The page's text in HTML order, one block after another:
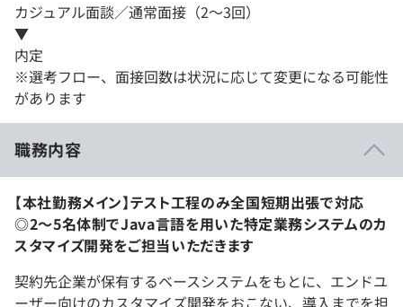
カジュアル面談／通常面接（2～3回）
▼
内定
※選考フロー、面接回数は状況に応じて変更になる可能性
があります
職務内容
【本社勤務メイン】テスト工程のみ全国短期出張で対応
◎2〜5名体制でJava言語を用いた特定業務システムのカ
スタマイズ開発をご担当いただきます
契約先企業が保有するベースシステムをもとに、エンドユ